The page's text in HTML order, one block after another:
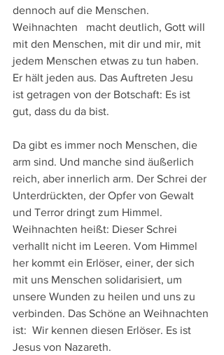
dennoch auf die Menschen.
Weihnachten   macht deutlich, Gott will
mit den Menschen, mit dir und mir, mit
jedem Menschen etwas zu tun haben.
Er hält jeden aus. Das Auftreten Jesu
ist getragen von der Botschaft: Es ist
gut, dass du da bist.
Da gibt es immer noch Menschen, die
arm sind. Und manche sind äußerlich
reich, aber innerlich arm. Der Schrei der
Unterdrückten, der Opfer von Gewalt
und Terror dringt zum Himmel.
Weihnachten heißt: Dieser Schrei
verhallt nicht im Leeren. Vom Himmel
her kommt ein Erlöser, einer, der sich
mit uns Menschen solidarisiert, um
unsere Wunden zu heilen und uns zu
verbinden. Das Schöne an Weihnachten
ist:  Wir kennen diesen Erlöser. Es ist
Jesus von Nazareth.